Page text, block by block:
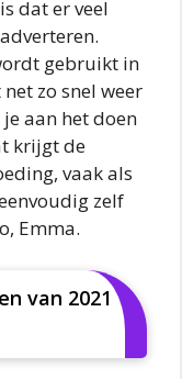
dat er veel
gebruikt in
zo snel weer
aan het doen
krijgt de
vaak als
zelf
Emma.
van 2021